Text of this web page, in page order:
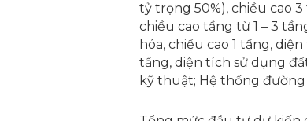
tỷ trọng 50%), chiều cao
chiều cao tầng từ 1 – 3
hóa, chiều cao 1 tầng,
tầng, diện tích sử dụng
kỹ thuật; Hệ thống